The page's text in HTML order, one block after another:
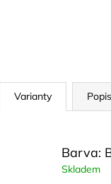
Varianty Popis
Barva:
Skladem